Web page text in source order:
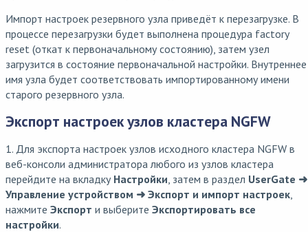
Импорт настроек резервного узла приведёт к перезагрузке. В
процессе перезагрузки будет выполнена процедура factory
reset (откат к первоначальному состоянию), затем узел
загрузится в состояние первоначальной настройки. Внутреннее
имя узла будет соответствовать импортированному имени
старого резервного узла.
Экспорт настроек узлов кластера NGFW
1. Для экспорта настроек узлов исходного кластера NGFW в
веб-консоли администратора любого из узлов кластера
перейдите на вкладку Настройки , затем в раздел UserGate ➜
Управление устройством ➜ Экспорт и импорт настроек
нажмите Экспорт и выберите Экспортировать все
настройки.